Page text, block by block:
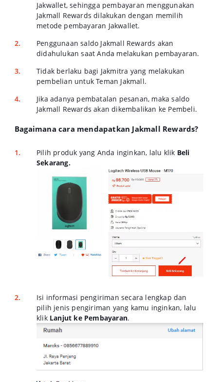
Jakwallet, sehingga pembayaran menggunakan
Jakmall Rewards dilakukan dengan memilih
metode pembayaran Jakwallet.
Penggunaan saldo Jakmall Rewards akan
didahulukan saat Anda melakukan pembayaran.
Tidak berlaku bagi Jakmitra yang melakukan
pembelian untuk Teman Jakmall.
Jika adanya pembatalan pesanan, maka saldo
Jakmall Rewards akan dikembalikan ke Pembeli.
Bagaimana cara mendapatkan Jakmall Rewards?
Pilih produk yang Anda inginkan, lalu klik Beli
Sekarang.
Isi informasi pengiriman secara lengkap dan
pilih jenis pengiriman yang kamu inginkan, lalu
klik Lanjut ke Pembayaran.